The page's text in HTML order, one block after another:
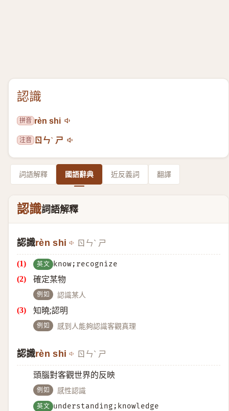
認識
拼音 rèn shi
注音 ㄖㄣˋ ㄕ
詞語解釋 國語辭典 近反義詞 翻譯
認識詞語解釋
認識rèn shi ㄖㄣˋ ㄕ
英文 know;recognize
確定某物
例如 認識某人
知曉;認明
例如 感到人能夠認識客觀真理
認識rèn shi ㄖㄣˋ ㄕ
頭腦對客觀世界的反映
例如 感性認識
英文 understanding;knowledge